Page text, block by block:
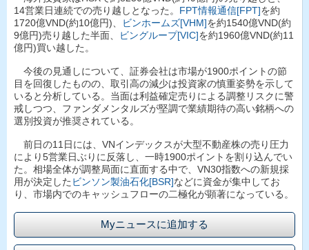
14営業日連続での売り越しとなった。 FPT情報通信[FPT]を約
1720億VND(約10億円)、
ビンホームズ[VHM]を約1540億VND(約
9億円)売り越した半面、
ビングループ[VIC]を約1960億VND(約11
億円)買い越した。
今後の見通しについて、証券会社は市場が1900ポイントの節
目を回復したものの、取引高の減少は投資家の慎重姿勢を示して
いると分析している。当面は利益確定売りによる調整リスクに警
戒しつつ、ファンダメンタルズが堅調で業績期待の高い銘柄への
選別投資が推奨されている。
前日の11日には、VNインデックスが大型不動産株の売り圧力
により5営業日ぶりに反落し、一時1900ポイントを割り込んでい
た。相場全体が調整局面に直面する中で、VN30指数への新規採
用が決定した ビンソン製油石化[BSR]などに資金が集中してお
り、市場内でのキャッシュフローの二極化が顕著になっている。
Myニュースに追加する